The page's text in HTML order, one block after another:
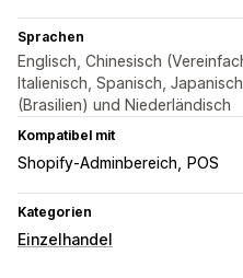
Sprachen
Englisch, Chinesisch
Italienisch, Spanisch,
(Brasilien) und Niederländisch
Kompatibel mit
Shopify-Adminbereich POS
Kategorien
Einzelhandel